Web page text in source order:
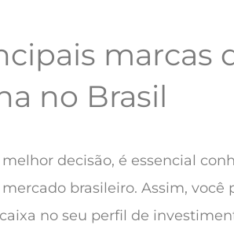
marcas
no Brasil
decisão, é essencial
brasileiro. Assim, você
no seu perfil de